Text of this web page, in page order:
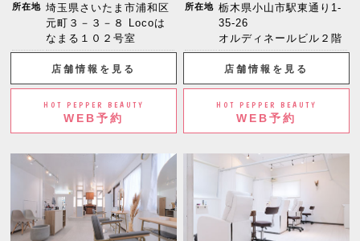
所在地 埼玉県さいたま市浦和区
元町３－３－８ Locoは
なまる１０２号室
店舗情報を見る
HOT PEPPER BEAUTY
WEB予約
所在地 栃木県小山市駅東通り1-
35-26
オルディネールビル２階
店舗情報を見る
HOT PEPPER BEAUTY
WEB予約